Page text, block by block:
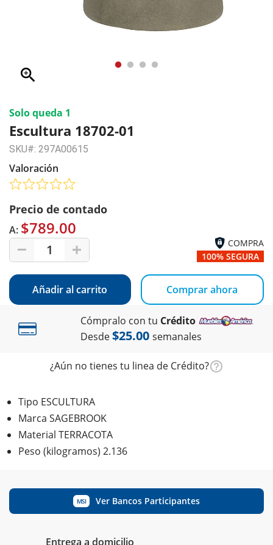
zoom_in
Solo queda 1
Escultura 18702-01
SKU#: 297A00615
Valoración
Precio de contado
A: $789.00
1
COMPRA
100% SEGURA
Añadir al carrito Comprar ahora
Cómpralo con tu Crédito
Desde$25.00 semanales
¿Aún no tienes tu linea de Crédito?
Tipo ESCULTURA
Marca SAGEBROOK
Material TERRACOTA
Peso (kilogramos) 2.136
MSI Ver Bancos Participantes
Entrega a domicilio